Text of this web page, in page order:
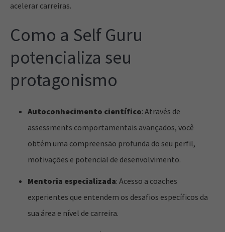
acelerar carreiras.
Como a Self Guru
potencializa seu
protagonismo
Autoconhecimento científico: Através de
assessments comportamentais avançados, você
obtém uma compreensão profunda do seu perfil,
motivações e potencial de desenvolvimento.
Mentoria especializada: Acesso a coaches
experientes que entendem os desafios específicos da
sua área e nível de carreira.